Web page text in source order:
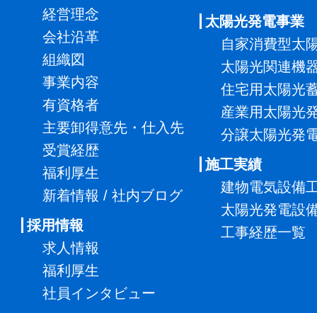
経営理念
会社沿革
組織図
事業内容
有資格者
主要卸得意先・仕入先
受賞経歴
福利厚生
新着情報 / 社内ブログ
採用情報
求人情報
福利厚生
社員インタビュー
太陽光発電事業
自家消費型太
太陽光関連機
住宅用太陽光
産業用太陽光
分譲太陽光発
施工実績
建物電気設備
太陽光発電設
工事経歴一覧